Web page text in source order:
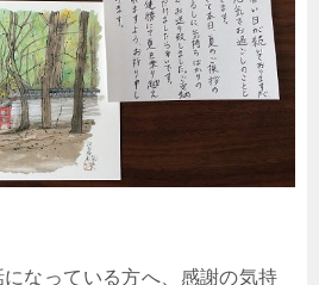
なっている方へ、感謝の気持